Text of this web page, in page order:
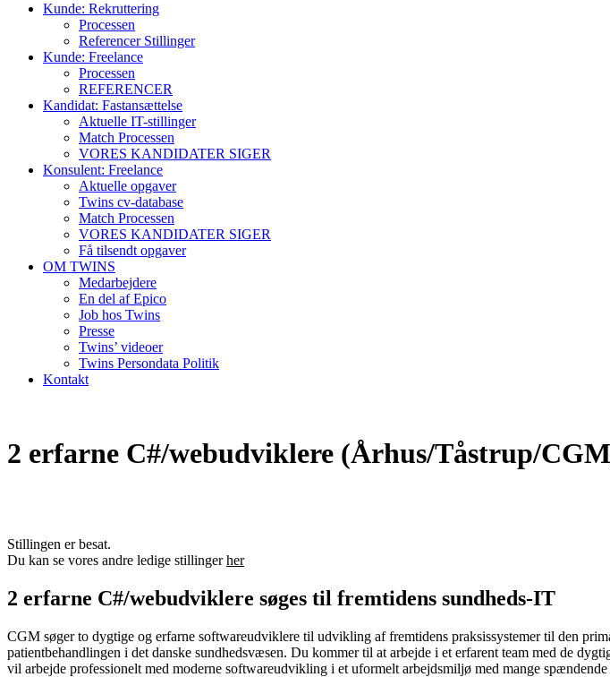
Kunde: Rekruttering
Processen
Referencer Stillinger
Kunde: Freelance
Processen
REFERENCER
Kandidat: Fastansættelse
Aktuelle IT-stillinger
Match Processen
VORES KANDIDATER SIGER
Konsulent: Freelance
Aktuelle opgaver
Twins cv-database
Match Processen
VORES KANDIDATER SIGER
Få tilsendt opgaver
OM TWINS
Medarbejdere
En del af Epico
Job hos Twins
Presse
Twins’ videoer
Twins Persondata Politik
Kontakt
2 erfarne C#/webudviklere (Århus/Tåstrup/
Stillingen er besat.
Du kan se vores andre ledige stillingerher
2 erfarne C#/webudviklere søges til fremtidens sundheds-IT
CGM søger to dygtige og erfarne softwareudviklere til udvikling af fremtidens praksissystemer til den
patientbehandlingen i det danske sundhedsvæsen. Du kommer til at arbejde i et erfarent team med de
vil arbejde professionelt med moderne softwareudvikling i et uformelt arbejdsmiljø med mange